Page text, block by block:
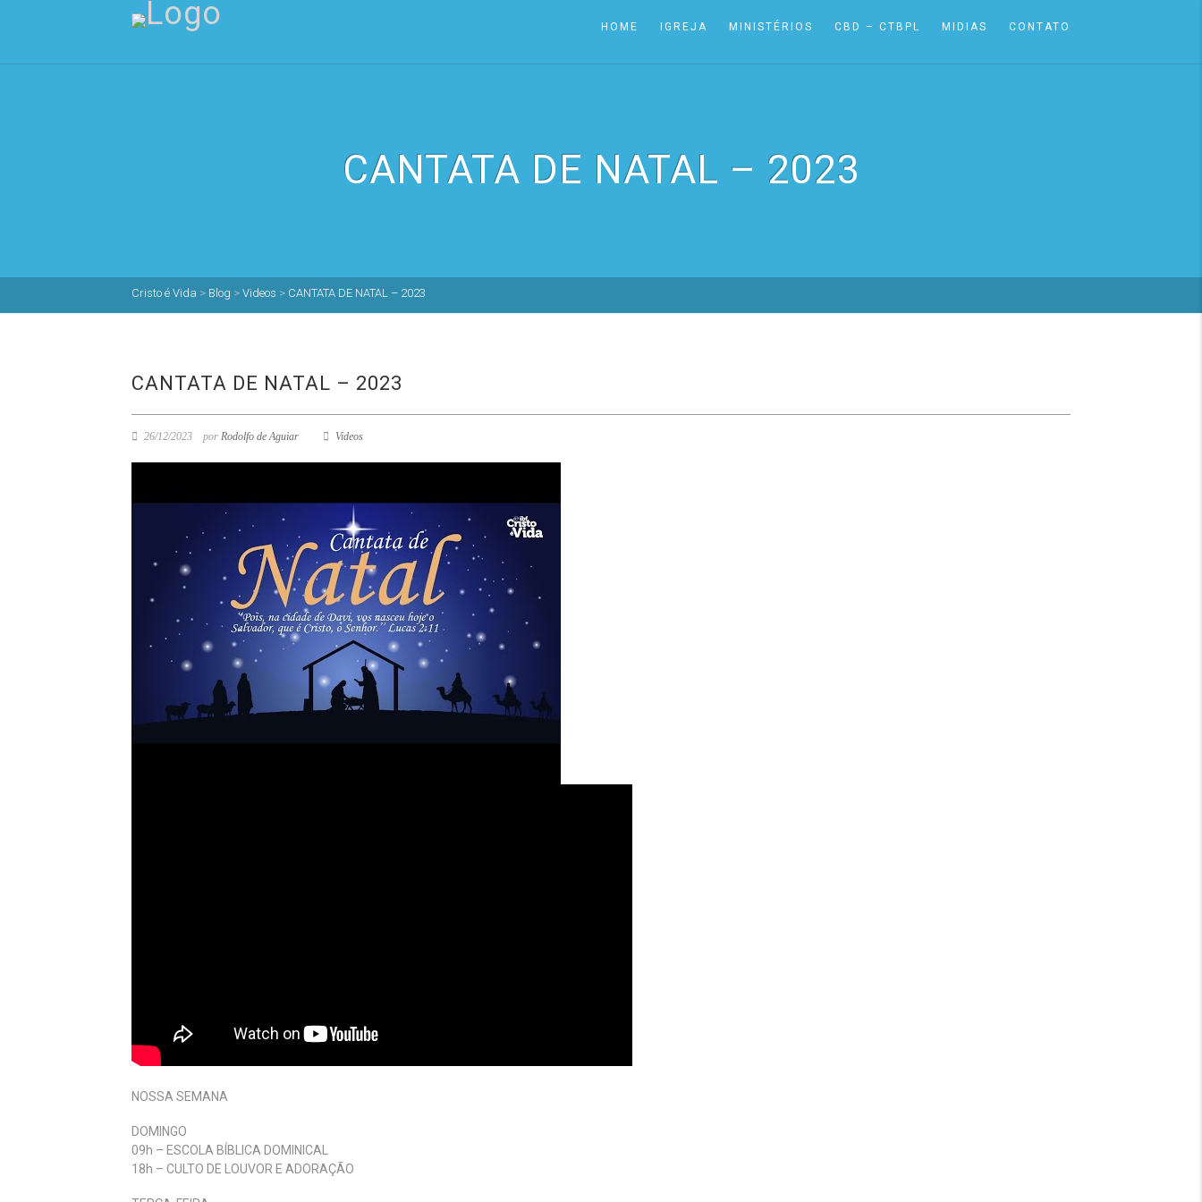
HOME IGREJA MINISTÉRIOS CBD – CTBPL MIDIAS CONTATO
CANTATA DE NATAL – 2023
Cristo é Vida > Blog > Videos > CANTATA DE NATAL – 2023
CANTATA DE NATAL – 2023
26/12/2023 por Rodolfo de Aguiar Videos
NOSSA SEMANA
DOMINGO
09h – ESCOLA BÍBLICA DOMINICAL
18h – CULTO DE LOUVOR E ADORAÇÃO